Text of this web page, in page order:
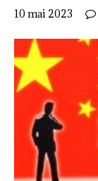
10 mai 2023